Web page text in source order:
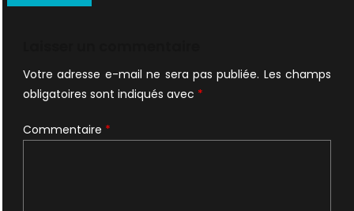
Votre adresse e-mail ne sera pas publiée. Les champs
obligatoires sont indiqués avec *
Commentaire *